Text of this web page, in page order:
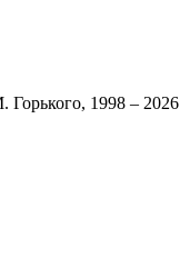
1998 – 2026